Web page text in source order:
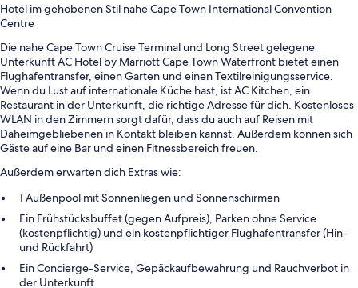
Hotel im gehobenen Stil nahe Cape Town International Convention
Centre
Die nahe Cape Town Cruise Terminal und Long Street gelegene
Unterkunft AC Hotel by Marriott Cape Town Waterfront bietet einen
Flughafentransfer, einen Garten und einen Textilreinigungsservice.
Wenn du Lust auf internationale Küche hast, ist AC Kitchen, ein
Restaurant in der Unterkunft, die richtige Adresse für dich. Kostenloses
WLAN in den Zimmern sorgt dafür, dass du auch auf Reisen mit
Daheimgebliebenen in Kontakt bleiben kannst. Außerdem können sich
Gäste auf eine Bar und einen Fitnessbereich freuen.
Außerdem erwarten dich Extras wie:
1 Außenpool mit Sonnenliegen und Sonnenschirmen
Ein Frühstücksbuffet (gegen Aufpreis), Parken ohne Service
(kostenpflichtig) und ein kostenpflichtiger Flughafentransfer (Hin-
und Rückfahrt)
Ein Concierge-Service, Gepäckaufbewahrung und Rauchverbot in
der Unterkunft